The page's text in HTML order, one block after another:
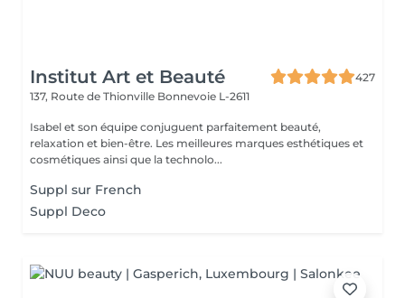
Institut Art et Beauté
427
137, Route de Thionville Bonnevoie L-2611
Isabel et son équipe conjuguent parfaitement beauté,
relaxation et bien-être. Les meilleures marques esthétiques et
cosmétiques ainsi que la technolo...
Suppl sur French
Suppl Deco